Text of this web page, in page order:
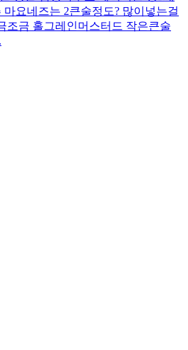
요네즈는 2큰술정도? 많이넣는걸
조금 홀그레인머스터드 작은큰술